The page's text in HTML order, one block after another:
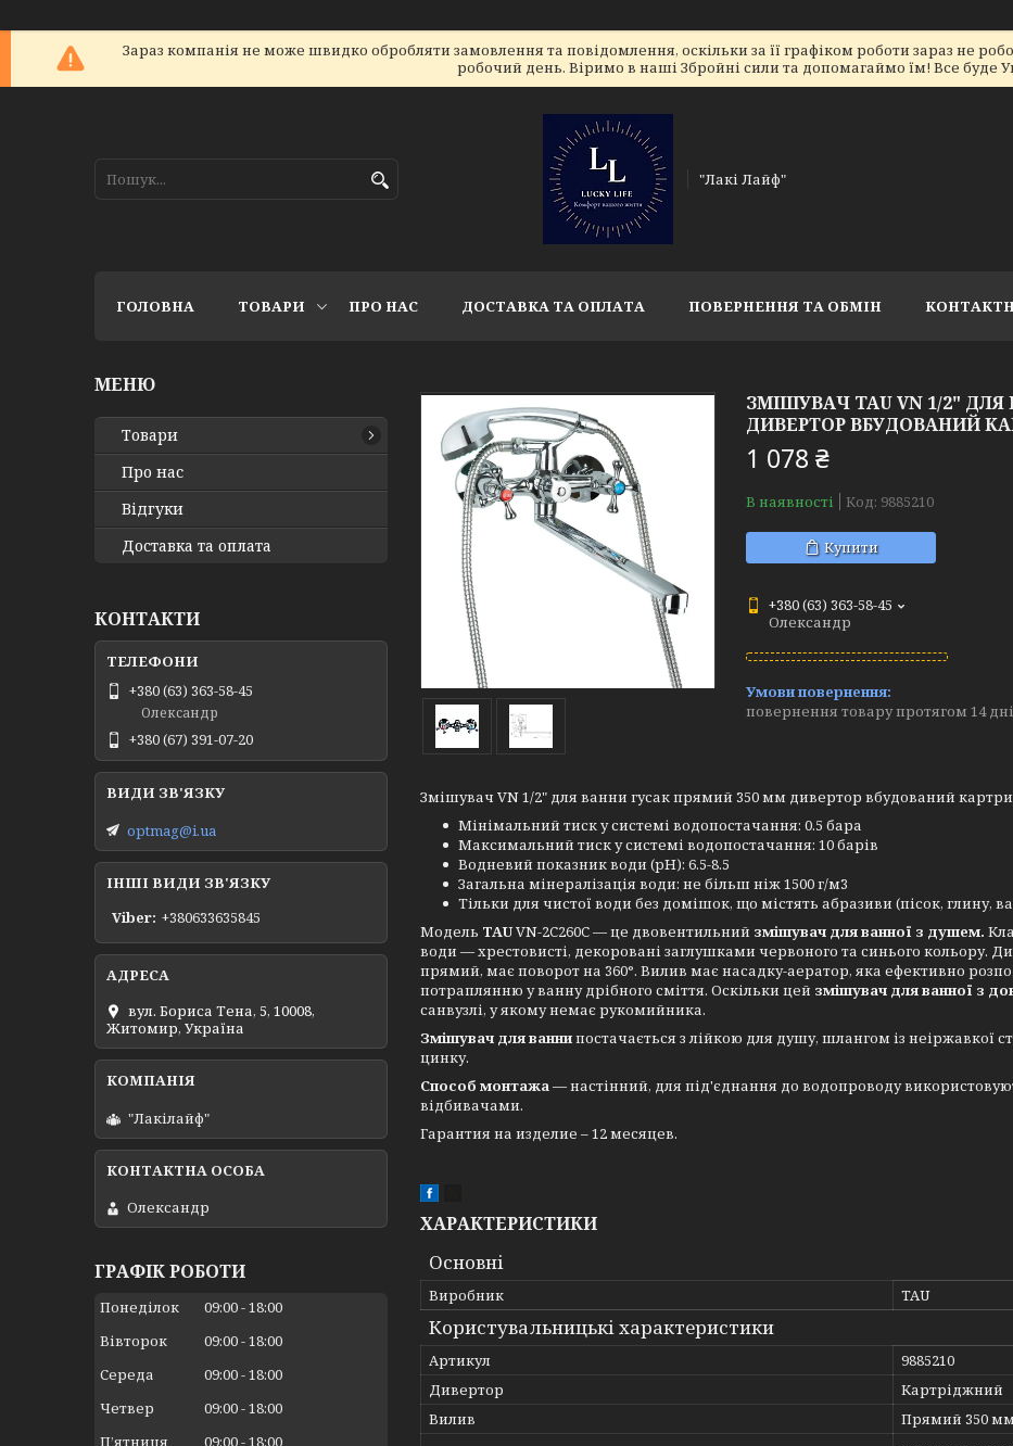
Зараз компанія не може швидко обробляти замовлення та повідомлення, оскільки за її графіком роботи зараз не
робочий день. Віримо в наші Збройні сили та допомагаймо їм! Все буде
"Лакі Лайф"
ГОЛОВНА ТОВАРИ ПРО НАС ДОСТАВКА ТА ОПЛАТА ПОВЕРНЕННЯ ТА ОБМІН
ЗМІШУВАЧ TAU VN 1/2"
ДИВЕРТОР ВБУДОВАНИЙ
1 078 ₴
В наявності Код: 9885210
Купити
+380 (63) 363-58-45
Олександр
повернення товару протягом 14
Змішувач VN 1/2" для ванни гусак прямий 350 мм дивертор вбудований
Мінімальний тиск у системі водопостачання: 0.5 бара
Максимальний тиск у системі водопостачання: 10 барів
Водневий показник води (pH): 6.5-8.5
Загальна мінералізація води: не більш ніж 1500 г/м3
Тільки для чистої води без домішок, що містять абразиви (пісок, глину,
Модель TAUVN-2C260C — це двовентильний змішувач для ванної з душем.
води — хрестовисті, декоровані заглушками червоного та синього кольору.
прямий, має поворот на 360°. Вилив має насадку-аератор, яка ефективно
потраплянню у ванну дрібного сміття. Оскільки цей змішувач для ванної з
санвузлі, у якому немає рукомийника.
Змішувач для ваннипостачається з лійкою для душу, шлангом із неіржавкої
цинку.
Способ монтажа— настінний, для під'єднання до водопроводу
відбивачами.
Гарантия на изделие – 12 месяцев.
ХАРАКТЕРИСТИКИ
Основні
Виробник TAU
Користувальницькі характеристики
Артикул
9885210
Дивертор
Картріджний
Вилив
Прямий 350
Товари
Про нас
Відгуки
Доставка та оплата
КОНТАКТИ
+380 (63) 363-58-45
Олександр
+380 (67) 391-07-20
optmag@i.ua
ІНШІ ВИДИ ЗВ'ЯЗКУ
Viber +380633635845
вул. Бориса Тена, 5, 10008,
Житомир, Україна
"Лакілайф"
Олександр
ГРАФІК РОБОТИ
Понеділок 09:00 18:00
Вівторок
09:00 18:00
Середа
09:00 18:00
Четвер
09:00 18:00
Пʼятниця
09:00 18:00